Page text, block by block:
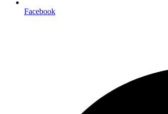
Facebook